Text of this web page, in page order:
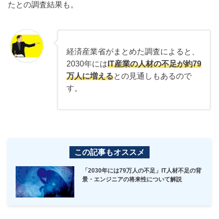
たとの調査結果も。
経済産業省がまとめた調査によると、
2030年にはIT産業の人材の不足が約79
万人に増えるとの見通しもあるので
す。
この記事もオススメ
「2030年には79万人の不足」IT人材不足の背
景・エンジニアの将来性について解説